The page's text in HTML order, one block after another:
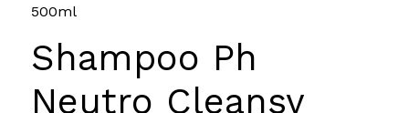
500ml
Shampoo Ph
Neutro Cleansy